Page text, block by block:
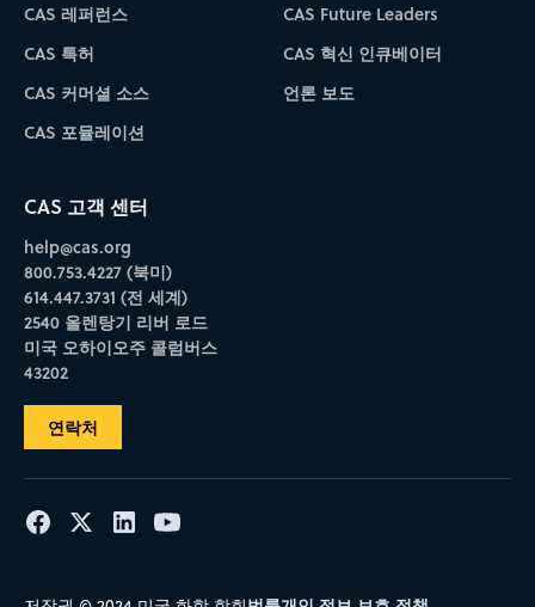
CAS 레퍼런스
CAS 특허
CAS 커머셜 소스
CAS 포뮬레이션
CAS Future Leaders
CAS 혁신 인큐베이터
언론 보도
CAS 고객 센터
help@cas.org
800.753.4227 (북미)
614.447.3731 (전 세계)
2540 올렌탕기 리버 로드
미국 오하이오주 콜럼버스
43202
연락처